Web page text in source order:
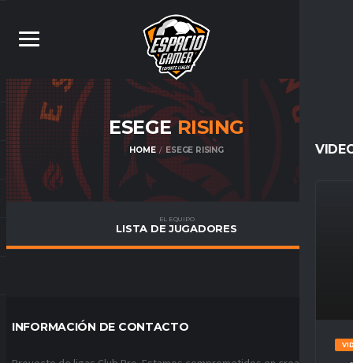
ESEGERISING
HOME ESEGE RISING
EL EQUIPO
LISTA DE JUGADORES
INFORMACIÓN DE CONTACTO